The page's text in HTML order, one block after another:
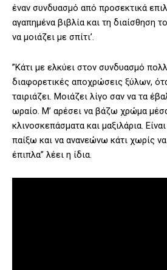
έναν συνδυασμό από προσεκτικά
αγαπημένα βιβλία και τη διαίσθηση
να μοιάζει με σπίτι’.
”Κάτι με ελκύει στον συνδυασμό
διαφορετικές αποχρώσεις ξύλων,
ταιριάζει. Μοιάζει λίγο σαν να τα
ωραίο. Μ’ αρέσει να βάζω χρώμα
κλινοσκεπάσματα και μαξιλάρια.
παίξω και να ανανεώνω κάτι χωρίς
έπιπλα” λέει η ίδια.